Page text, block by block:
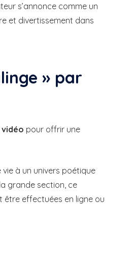
s’annonce comme un
et divertissement dans
» par
pour offrir une
à un univers poétique
grande section, ce
être effectuées en ligne ou